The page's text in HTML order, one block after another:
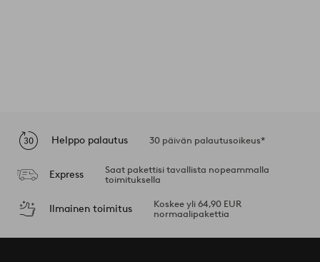
Helppo palautus 30 päivän palautusoikeus*
Express
Saat pakettisi tavallista nopeammalla
toimituksella
Ilmainen toimitus
Koskee yli 64,90 EUR
normaalipakettia